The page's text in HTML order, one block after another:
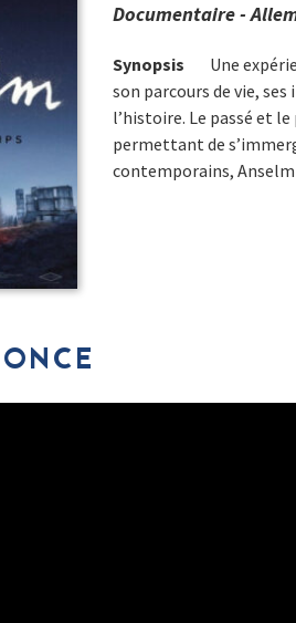
Documentaire -
Synopsis
Une
son parcours de vie,
l’histoire. Le passé et
permettant de
contemporains,